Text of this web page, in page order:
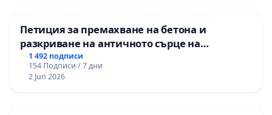
Петиция за премахване на бетона и
разкриване на античното сърце на
Могиланската могила във Враца
1 492 подписи
154 Подписи / 7 дни
2 Jun 2026